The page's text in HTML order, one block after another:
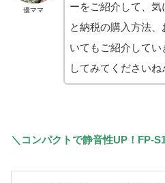
優ママ
ーをご紹介して、
と納税の購入方法
いてもご紹介して
してみてくださいね♪
＼コンパクトで静音性UP！FP-